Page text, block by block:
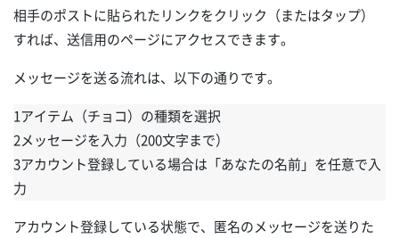
相手のポストに貼られたリンクをクリック（またはタップ）
すれば、送信用のページにアクセスできます。
メッセージを送る流れは、以下の通りです。
1アイテム（チョコ）の種類を選択
2メッセージを入力（200文字まで）
3アカウント登録している場合は「あなたの名前」を任意で入
力
アカウント登録している状態で、匿名のメッセージを送りた